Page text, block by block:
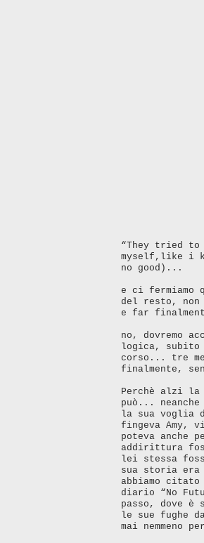
“They tried to
myself,like i
no good)...
e ci
del resto, non
e far
no, dovremo
logica, subito
corso... tre
finalmente,
Perchè alzi la
può...
la sua voglia
fingeva Amy,
poteva anche
addirittura
lei stessa
sua storia era
abbiamo
diario “No
passo, dove
le sue fughe
mai nemmeno